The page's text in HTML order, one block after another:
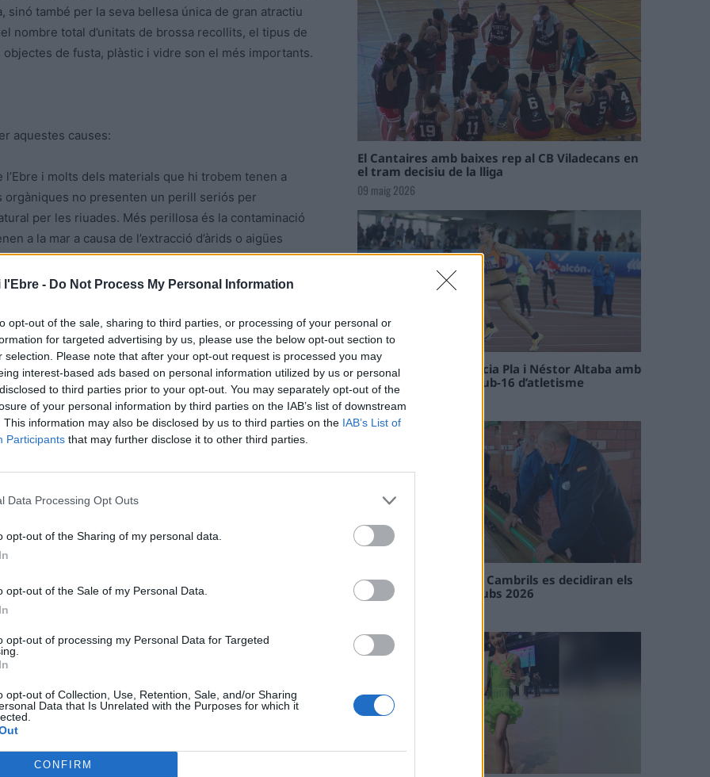
l'Ebre - Do Not Process My Personal Information
opt-out of the sale, sharing to third parties, or processing of your personal or
for targeted advertising by us, please use the below opt-out section to
selection. Please note that after your opt-out request is processed you may
interest-based ads based on personal information utilized by us or personal
to third parties prior to your opt-out. You may separately opt-out of the
of your personal information by third parties on the IAB’s list of downstream
This information may also be disclosed by us to third parties on the IAB’s List of
Participants that may further disclose it to other third parties.
Data Processing Opt Outs
opt-out of the Sharing of my personal data.
opt-out of the Sale of my Personal Data.
opt-out of processing my Personal Data for Targeted
opt-out of Collection, Use, Retention, Sale, and/or Sharing
Data that Is Unrelated with the Purposes for which it
CONFIRM
també per la seva bellesa única de gran atractiu
nombre total d’unitats de brossa recollits, el tipus de
de fusta, plàstic i vidre son el més importants.
aquestes causes:
i molts dels materials que hi trobem tenen a
orgàniques no presenten un perill seriós per
per les riuades. Més perillosa és la contaminació
a la mar a causa de l’extracció d’àrids o aigües
marins i ambients associats.
arrosseguen gran quantitat de deixalles agràries,
i de productes fitosanitaris altament
això que hi trobem deixalles pròpies de l’activitat
porexpan, altament tòxic, que es descomponen en
marins i les aus. També hem trobat fils i cordes de
relacionat amb l’esbarjo com pots de cremes solars
és global.
a que els sistemes naturals de Riumar, lloc
dunes, no siguin alterats més enllà de la seva
que cap efecte nociu posi en perill els recursos
per a la salut humana en entorpir-se la pesca i altres
nosaltres per a properes tasques de neteja i
hem apropat a les problemàtiques mediambientals
El Cantaires amb baixes rep al CB Viladecans en
el tram decisiu de la lliga
09 maig 2026
Paula Sintorres, Patrícia Pla i Néstor Altaba amb
la selecció catalana sub-16 d’atletisme
08 maig 2026
En les tirades de Flix i Cambrils es decidiran els
campions de l’Interclubs 2026